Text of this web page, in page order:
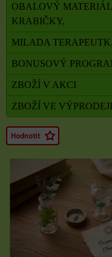
OBALOVÝ
KRABIČKY,
MILADA
BONUSOVÝ
ZBOŽÍ V AKCI
ZBOŽÍ VE VÝPRODEJI